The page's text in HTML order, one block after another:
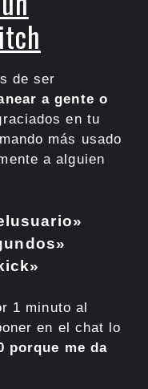
de ser
a gente o
en tu
más usado
a alguien
1 minuto al
en el chat lo
porque me da